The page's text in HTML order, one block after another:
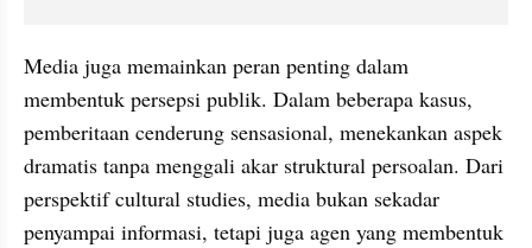
Media juga memainkan peran penting dalam
membentuk persepsi publik. Dalam beberapa kasus,
pemberitaan cenderung sensasional, menekankan aspek
dramatis tanpa menggali akar struktural persoalan. Dari
perspektif cultural studies, media bukan sekadar
penyampai informasi, tetapi juga agen yang membentuk